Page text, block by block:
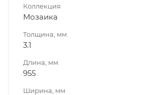
Коллекция
Мозаика
Толщина, мм
3.1
Длина, мм
955
Ширина, мм